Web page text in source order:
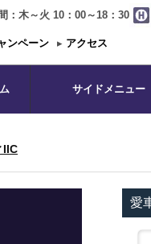
：木～火 10：00～18：30
ンペーン ▸ アクセス
サイドメニュー
IIC
愛